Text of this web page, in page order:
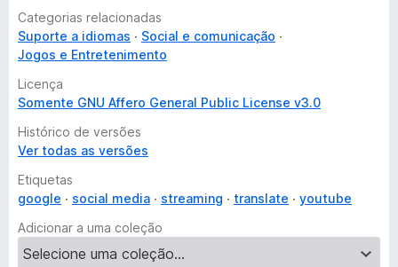
Categorias relacionadas
Suporte a idiomas
Social e comunicação
Jogos e Entretenimento
Licença
Somente GNU Affero General Public License v3.0
Histórico de versões
Ver todas as versões
Etiquetas
google
social media streaming translate
youtube
Adicionar a uma coleção